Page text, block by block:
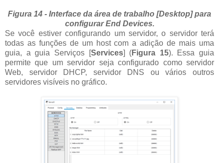
Figura 14 - Interface da área de trabalho [Desktop] para
configurar End Devices.
Se você estiver configurando um servidor, o servidor terá
todas as funções de um host com a adição de mais uma
guia, a guia Serviços [Services] (Figura 15). Essa guia
permite que um servidor seja configurado como servidor
Web, servidor DHCP, servidor DNS ou vários outros
servidores visíveis no gráfico.